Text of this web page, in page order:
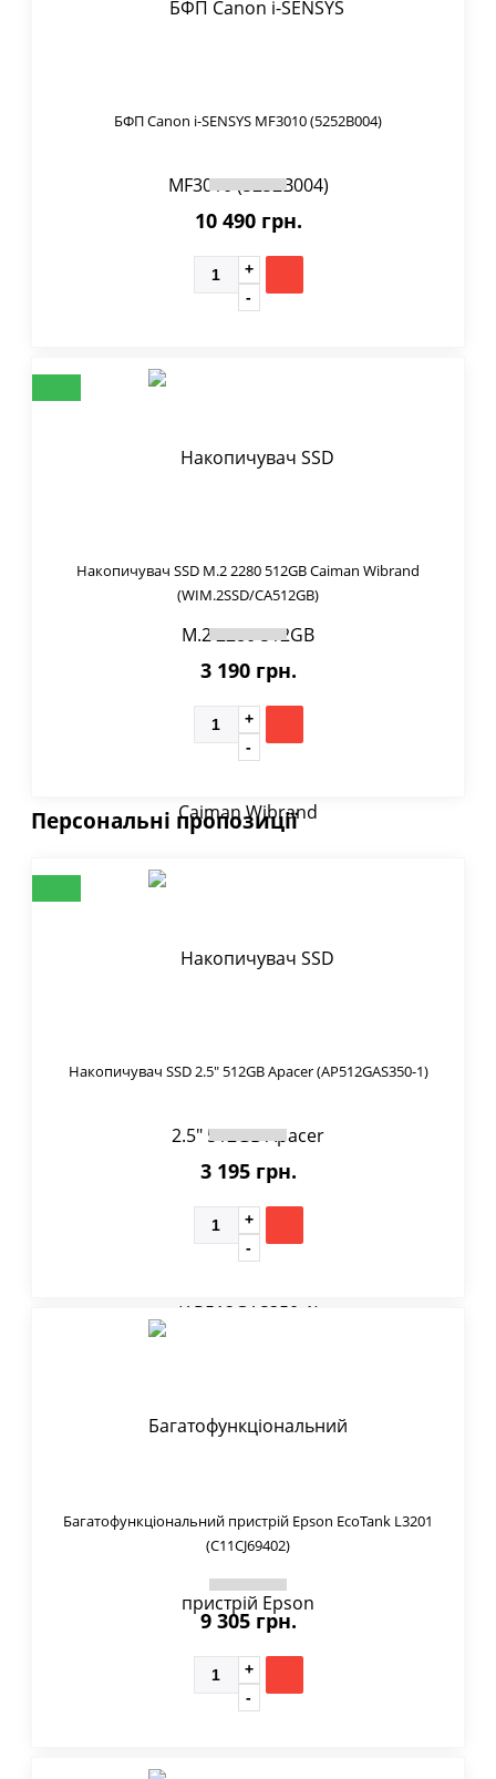
БФП Canon i-SENSYS MF3010 (5252B004)
10 490 грн.
Накопичувач SSD M.2 2280 512GB Caiman Wibrand
(WIM.2SSD/CA512GB)
3 190 грн.
Персональні пропозиції
Накопичувач SSD 2.5" 512GB Apacer (AP512GAS350-1)
3 195 грн.
Багатофункціональний пристрій Epson EcoTank L3201
(C11CJ69402)
9 305 грн.